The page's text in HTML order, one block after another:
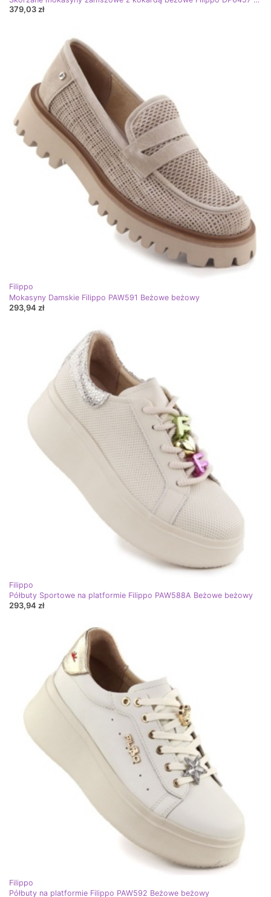
379,03 zł
Filippo
Mokasyny Damskie Filippo PAW591 Beżowe beżowy
293,94 zł
Filippo
Półbuty Sportowe na platformie Filippo PAW588A Beżowe beżowy
293,94 zł
Filippo
Półbuty na platformie Filippo PAW592 Beżowe beżowy